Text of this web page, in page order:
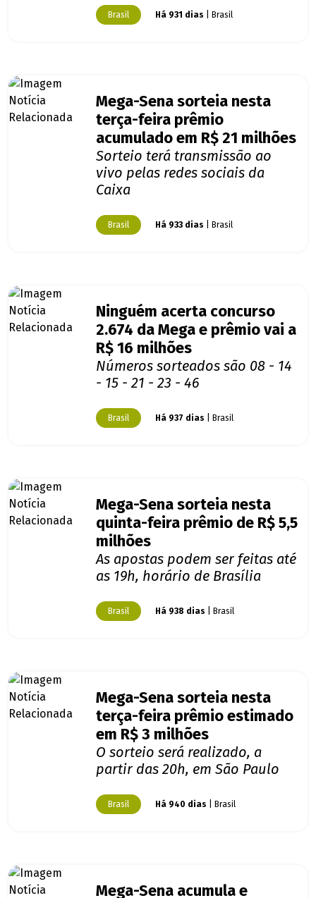
Brasil Há 931 dias | Brasil
Mega-Sena sorteia nesta
terça-feira prêmio
acumulado em R$ 21 milhões
Sorteio terá transmissão ao
vivo pelas redes sociais da
Caixa
Brasil Há 933 dias | Brasil
Ninguém acerta concurso
2.674 da Mega e prêmio vai a
R$ 16 milhões
Números sorteados são 08 - 14
- 15 - 21 - 23 - 46
Brasil Há 937 dias | Brasil
Mega-Sena sorteia nesta
quinta-feira prêmio de R$ 5,5
milhões
As apostas podem ser feitas até
as 19h, horário de Brasília
Brasil Há 938 dias | Brasil
Mega-Sena sorteia nesta
terça-feira prêmio estimado
em R$ 3 milhões
O sorteio será realizado, a
partir das 20h, em São Paulo
Brasil Há 940 dias | Brasil
Mega-Sena acumula e